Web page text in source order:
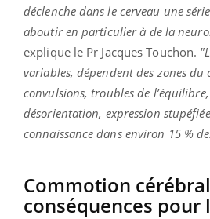
déclenche dans le cerveau une
aboutir en particulier à de la
explique le Pr Jacques Touchon. "
variables, dépendent des zones du
convulsions, troubles de
désorientation, expression
connaissance dans environ 15 %
Commotion
conséquences pour